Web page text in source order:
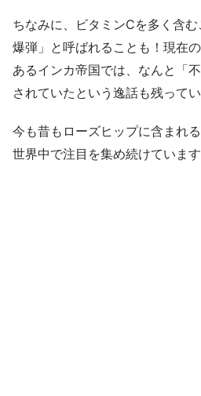
ちなみに、ビタミンCを多く含
爆弾」と呼ばれることも！現在
あるインカ帝国では、なんと「
されていたという逸話も残って
今も昔もローズヒップに含まれ
世界中で注目を集め続けています